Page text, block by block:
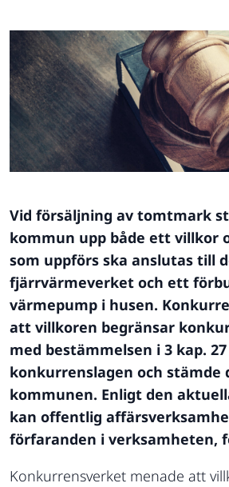
Vid försäljning av tomtmark
kommun upp både ett villkor
som uppförs ska anslutas till
fjärrvärmeverket och ett
värmepump i husen.
att villkoren begränsar
med bestämmelsen i 3 kap. 27
konkurrenslagen och stämde
kommunen. Enligt den
kan offentlig
förfaranden i verksamheten,
Konkurrensverket menade att